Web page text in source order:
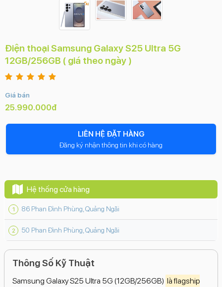
Điện thoại Samsung Galaxy S25 Ultra 5G
12GB/256GB ( giá theo ngày )
Giá bán
25.990.000đ
LIÊN HỆ ĐẶT HÀNG
Đăng ký nhận thông tin khi có hàng
Hệ thống cửa hàng
86 Phan Đình Phùng, Quảng Ngãi
50 Phan Đình Phùng, Quảng Ngãi
Thông Số Kỹ Thuật
Samsung Galaxy S25 Ultra 5G (12GB/256GB) là flagship